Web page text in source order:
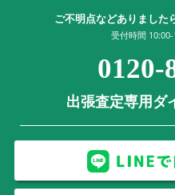
ご不明点などありました
受付時間
0120-
出張査定専用ダ